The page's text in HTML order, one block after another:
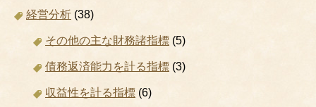
経営分析 (38)
その他の主な財務諸指標 (5)
債務返済能力を計る指標 (3)
収益性を計る指標 (6)